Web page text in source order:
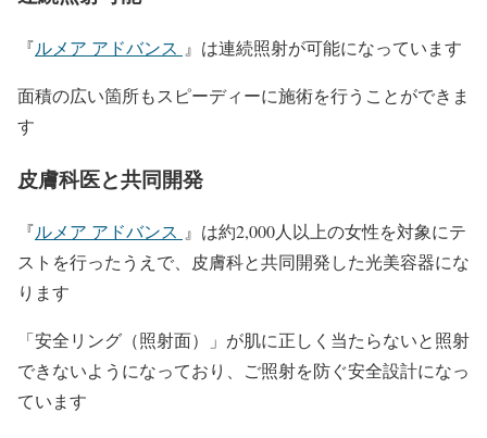
『ルメア アドバンス 』は連続照射が可能になっています
面積の広い箇所もスピーディーに施術を行うことができま
す
皮膚科医と共同開発
『ルメア アドバンス 』は約2,000人以上の女性を対象にテ
ストを行ったうえで、皮膚科と共同開発した光美容器にな
ります
「安全リング（照射面）」が肌に正しく当たらないと照射
できないようになっており、ご照射を防ぐ安全設計になっ
ています